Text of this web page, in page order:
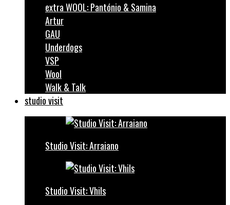
extra WOOL: Pantónio & Samina
Artur
GAU
Underdogs
VSP
Wool
Walk & Talk
studio visit
Studio Visit: Arraiano
Studio Visit: Vhils